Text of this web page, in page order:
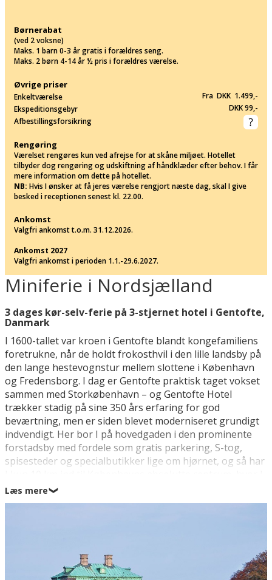
Miniferie i Nordsjælland
3 dages kør-selv-ferie på 3-stjernet hotel i Gentofte,
Danmark
I 1600-tallet var kroen i Gentofte blandt kongefamiliens
foretrukne, når de holdt frokosthvil i den lille landsby på
den lange hestevognstur mellem slottene i København
og Fredensborg. I dag er Gentofte praktisk taget vokset
sammen med Storkøbenhavn – og Gentofte Hotel
trækker stadig på sine 350 års erfaring for god
beværtning, men er siden blevet moderniseret grundigt
indvendigt. Her bor I på hovedgaden i den prominente
forstadsby med fordele som gratis parkering, S-tog,
spisesteder og specialbutikker lige om hjørnet, og så har
kan tage udgangspunkt i storbyoplevelserne fra både
Nyhavn og Tivoli.
Michelinrestaurant, har den velrenommerede Restaurant
Jordnær til huse i samme bygning som Gentofte Hotel.
Læs mere❯
Børnerabat
(ved 2 voksne)
Maks. 1 barn 0-3 år gratis i forældres seng.
Maks. 2 børn 4-14 år ½ pris i forældres værelse.
Øvrige priser
Enkeltværelse
Fra DKK 1.499,-
Ekspeditionsgebyr
DKK 99,-
Afbestillingsforsikring
Rengøring
Værelset rengøres kun ved afrejse for at skåne miljøet. Hotellet
tilbyder dog rengøring og udskiftning af håndklæder efter behov. I får
mere information om dette på hotellet.
NB: Hvis I ønsker at få jeres værelse rengjort næste dag, skal I give
besked i receptionen senest kl. 22.00.
Ankomst
Valgfri ankomst t.o.m. 31.12.2026.
Ankomst 2027
Valgfri ankomst i perioden 1.1.-29.6.2027.